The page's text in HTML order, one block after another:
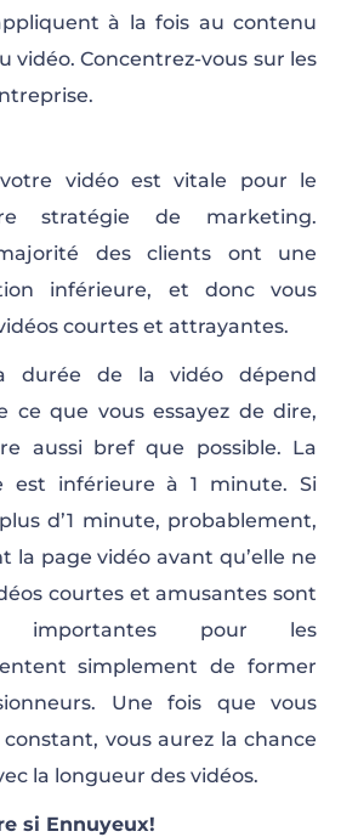
à la fois au contenu
vidéo. Concentrez-vous sur les
vidéo est vitale pour le
stratégie de marketing.
des clients ont une
inférieure, et donc vous
courtes et attrayantes.
durée de la vidéo dépend
ce que vous essayez de dire,
aussi bref que possible. La
est inférieure à 1 minute. Si
d’1 minute, probablement,
la page vidéo avant qu’elle ne
courtes et amusantes sont
importantes pour les
simplement de former
Une fois que vous
vous aurez la chance
la longueur des vidéos.
si Ennuyeux!